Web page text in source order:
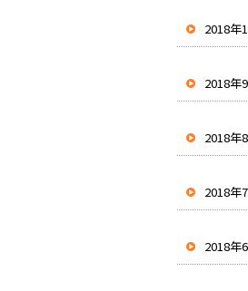
2018年
2018年
2018年
2018年
2018年